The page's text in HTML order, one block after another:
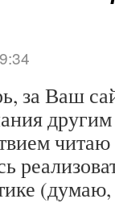
за Ваш